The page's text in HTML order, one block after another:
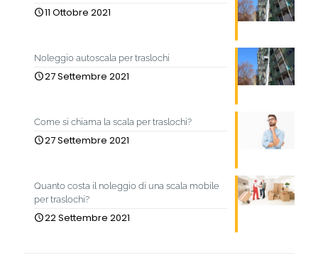
11 Ottobre 2021
Noleggio autoscala per traslochi
27 Settembre 2021
Come si chiama la scala per traslochi?
27 Settembre 2021
Quanto costa il noleggio di una scala mobile
per traslochi?
22 Settembre 2021